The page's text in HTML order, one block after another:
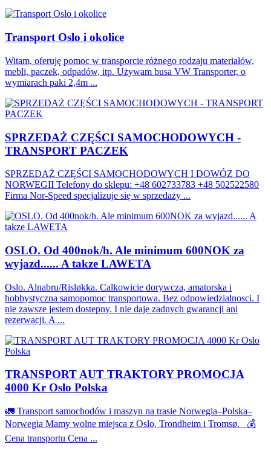
Transport Oslo i okolice
Witam, oferuję pomoc w transporcie różnego rodzaju materiałów,
mebli, paczek, odpadów, itp. Używam busa VW Transporter, o
wymiarach paki 2,4m ...
SPRZEDAŻ CZĘŚCI SAMOCHODOWYCH -
TRANSPORT PACZEK
SPRZEDAŻ CZĘŚCI SAMOCHODOWYCH I DOWÓZ DO
NORWEGII Telefony do sklepu: +48 602733783 +48 502522580
Firma Nor-Speed specjalizuje się w sprzedaży ...
OSLO. Od 400nok/h. Ale minimum 600NOK za
wyjazd...... A takze LAWETA
Oslo. Alnabru/Risløkka. Calkowicie dorywcza, amatorska i
hobbystyczna samopomoc transportowa. Bez odpowiedzialnosci. I
nie zawsze jestem dostepny. I nie daje zadnych gwarancji ani
rezerwacji. A ...
TRANSPORT AUT TRAKTORY PROMOCJA
4000 Kr Oslo Polska
🚛 Transport samochodów i maszyn na trasie Norwegia–Polska–
Norwegia Mamy wolne miejsca z Oslo, Trondheim i Tromsø. 💰
Cena transportu Cena ...